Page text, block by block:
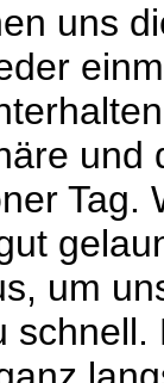
uns
und
Tag.
um